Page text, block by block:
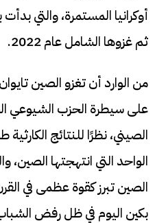
ثم غزوها الشامل عام 2022.
من الوارد أن تغزو الصين
على سيطرة الحزب الشيوعي
الصيني، نظرًا للنتائج
الواحد التي انتهجتها
الصين تبرز كقوة عظمى في
بكين اليوم في ظل رفض الشباب